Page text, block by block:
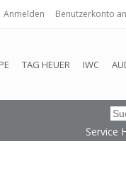
Anmelden Benutzerkonto
TAG HEUER IWC
Service
oder erfüllt